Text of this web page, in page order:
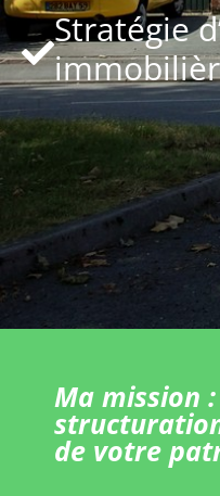
Stratégie
Ma mission
de votre